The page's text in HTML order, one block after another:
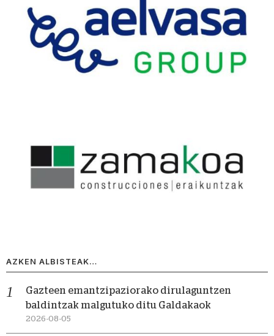
AZKEN ALBISTEAK…
Gazteen emantzipaziorako dirulaguntzen
baldintzak malgutuko ditu Galdakaok
2026-08-05